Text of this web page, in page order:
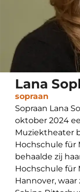
Lana
sopraan
Sopraan Lana
oktober 2024
Muziektheater
Hochschule für
behaalde zij
Hochschule für
Hannover,